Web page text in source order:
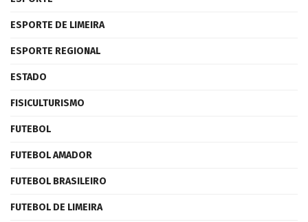
ESPORTE DE LIMEIRA
ESPORTE REGIONAL
ESTADO
FISICULTURISMO
FUTEBOL
FUTEBOL AMADOR
FUTEBOL BRASILEIRO
FUTEBOL DE LIMEIRA